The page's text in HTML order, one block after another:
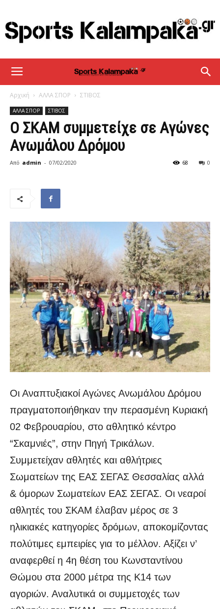
sportskalampaka
Αρχική ΑΛΛΑ ΣΠΟΡ ΣΤΙΒΟΣ
ΑΛΛΑ ΣΠΟΡ ΣΤΙΒΟΣ
Ο ΣΚΑΜ συμμετείχε σε Αγώνες
Ανωμάλου Δρόμου
Από admin - 07/02/2020 0
68
Οι Αναπτυξιακοί Αγώνες Ανωμάλου Δρόμου
πραγματοποιήθηκαν την περασμένη Κυριακή
02 Φεβρουαρίου, στο αθλητικό κέντρο
“Σκαμνιές”, στην Πηγή Τρικάλων.
Συμμετείχαν αθλητές και αθλήτριες
Σωματείων της ΕΑΣ ΣΕΓΑΣ Θεσσαλίας αλλά
& όμορων Σωματείων ΕΑΣ ΣΕΓΑΣ. Οι νεαροί
αθλητές του ΣΚΑΜ έλαβαν μέρος σε 3
ηλικιακές κατηγορίες δρόμων, αποκομίζοντας
πολύτιμες εμπειρίες για το μέλλον. Αξίζει ν’
αναφερθεί η 4η θέση του Κωνσταντίνου
Θώμου στα 2000 μέτρα της Κ14 των
αγοριών. Αναλυτικά οι συμμετοχές των